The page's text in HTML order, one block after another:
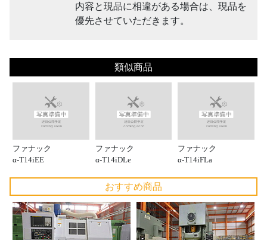
内容と現品に相違がある場合は、現品を
優先させていただきます。
類似商品
ファナック
α-T14iEE
ファナック
α-T14iDLe
ファナック
α-T14iFLa
おすすめ商品